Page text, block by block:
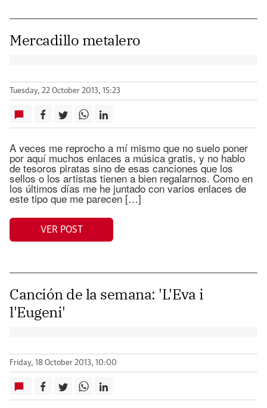
Mercadillo metalero
Tuesday, 22 October 2013, 15:23
A veces me reprocho a mí mismo que no suelo poner
por aquí muchos enlaces a música gratis, y no hablo
de tesoros piratas sino de esas canciones que los
sellos o los artistas tienen a bien regalarnos. Como en
los últimos días me he juntado con varios enlaces de
este tipo que me parecen […]
VER POST
Canción de la semana: 'L'Eva i
l'Eugeni'
Friday, 18 October 2013, 10:00